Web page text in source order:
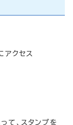
アクセス
て、スタンプを